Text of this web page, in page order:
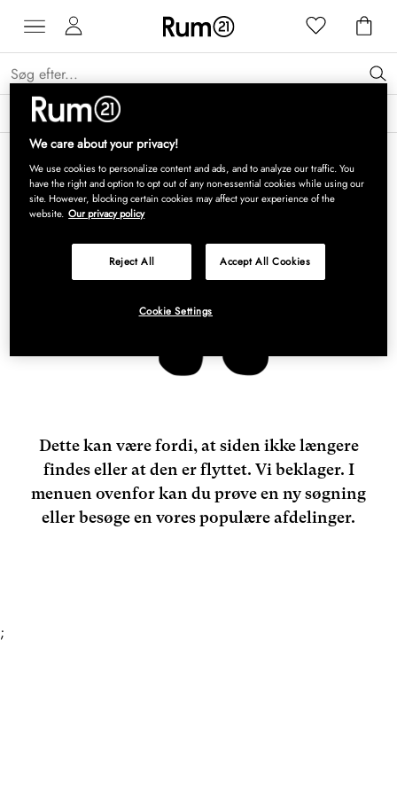
Få 15 % på Grythyttan Stålmöbler* →
Dette kan være fordi, at siden ikke længere
findes eller at den er flyttet. Vi beklager. I
menuen ovenfor kan du prøve en ny søgning
eller besøge en vores populære afdelinger.
;
We care about your privacy!
We use cookies to personalize content and ads, and to analyze our traffic. You
have the right and option to opt out of any non-essential cookies while using our
site. However, blocking certain cookies may affect your experience of the
website. Our privacy policy
Reject All Accept All Cookies
Cookie Settings